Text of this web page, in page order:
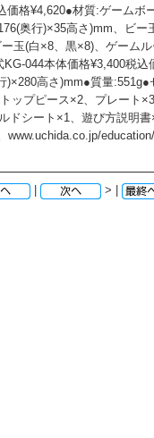
価格¥4,620●材質:ゲームボ
奥行)×35高さ)mm、ビー
玉(白×8、黒×8)、ゲーム
044本体価格¥3,400税込
)×280高さ)mm●質量:551g●
ップピース×2、プレート
ドシート×1、遊び方説明
www.uchida.co.jp/
| > |